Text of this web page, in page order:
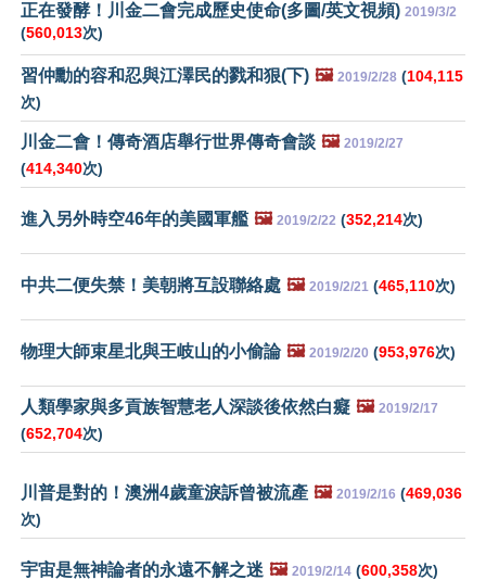
正在發酵！川金二會完成歷史使命(多圖/英文視頻) 2019/3/2
(560,013次)
習仲勳的容和忍與江澤民的戮和狠(下) 🖼️ 2019/2/28 (104,115
次)
川金二會！傳奇酒店舉行世界傳奇會談 🖼️ 2019/2/27
(414,340次)
進入另外時空46年的美國軍艦 🖼️ 2019/2/22 (352,214次)
中共二便失禁！美朝將互設聯絡處 🖼️ 2019/2/21 (465,110次)
物理大師束星北與王岐山的小偷論 🖼️ 2019/2/20 (953,976次)
人類學家與多貢族智慧老人深談後依然白癡 🖼️ 2019/2/17
(652,704次)
川普是對的！澳洲4歲童淚訴曾被流產 🖼️ 2019/2/16 (469,036
次)
宇宙是無神論者的永遠不解之迷 🖼️ 2019/2/14 (600,358次)